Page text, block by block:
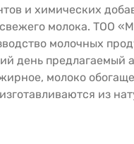
и химических
молока. ТОО
молочных
день предлагаемый
молоко
из